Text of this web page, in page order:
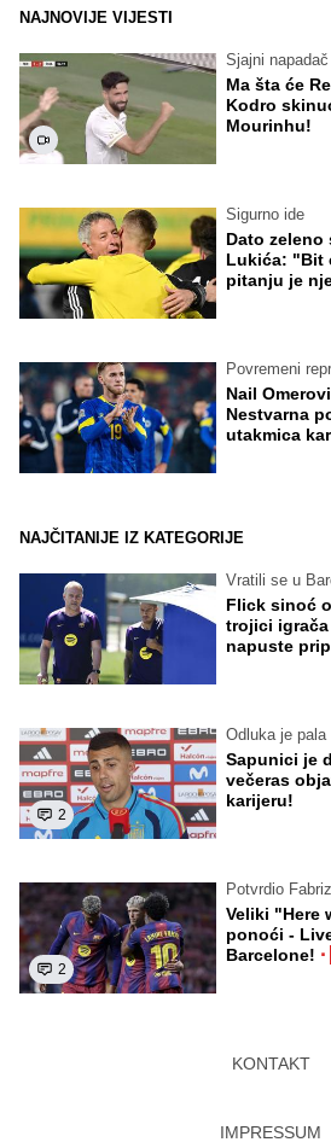
NAJNOVIJE VIJESTI
Sjajni napadač
Ma šta će
Kodro
Mourinhu!
Sigurno ide
Dato
Lukića: "Bit
pitanju je
Povremeni
Nail
Nestvarna
utakmica
NAJČITANIJE IZ KATEGORIJE
Vratili se u
Flick sinoć
trojici
napuste
2
Odluka je pala
Sapunici je
večeras
karijeru!
2
Potvrdio
Veliki "Here
ponoći -
Barcelone! ·
KONTAKT
IMPRESSUM